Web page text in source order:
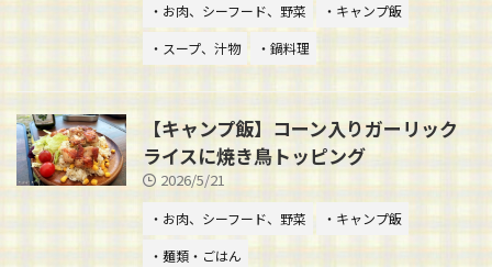
・お肉、シーフード、野菜
・キャンプ飯
・スープ、汁物
・鍋料理
【キャンプ飯】コーン入りガーリック
ライスに焼き鳥トッピング
2026/5/21
・お肉、シーフード、野菜
・キャンプ飯
・麺類・ごはん